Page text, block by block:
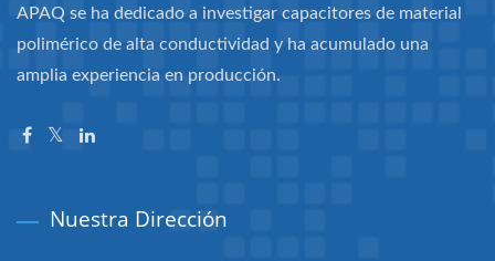
APAQ se ha dedicado a investigar capacitores de material
polimérico de alta conductividad y ha acumulado una
amplia experiencia en producción.
Nuestra Dirección